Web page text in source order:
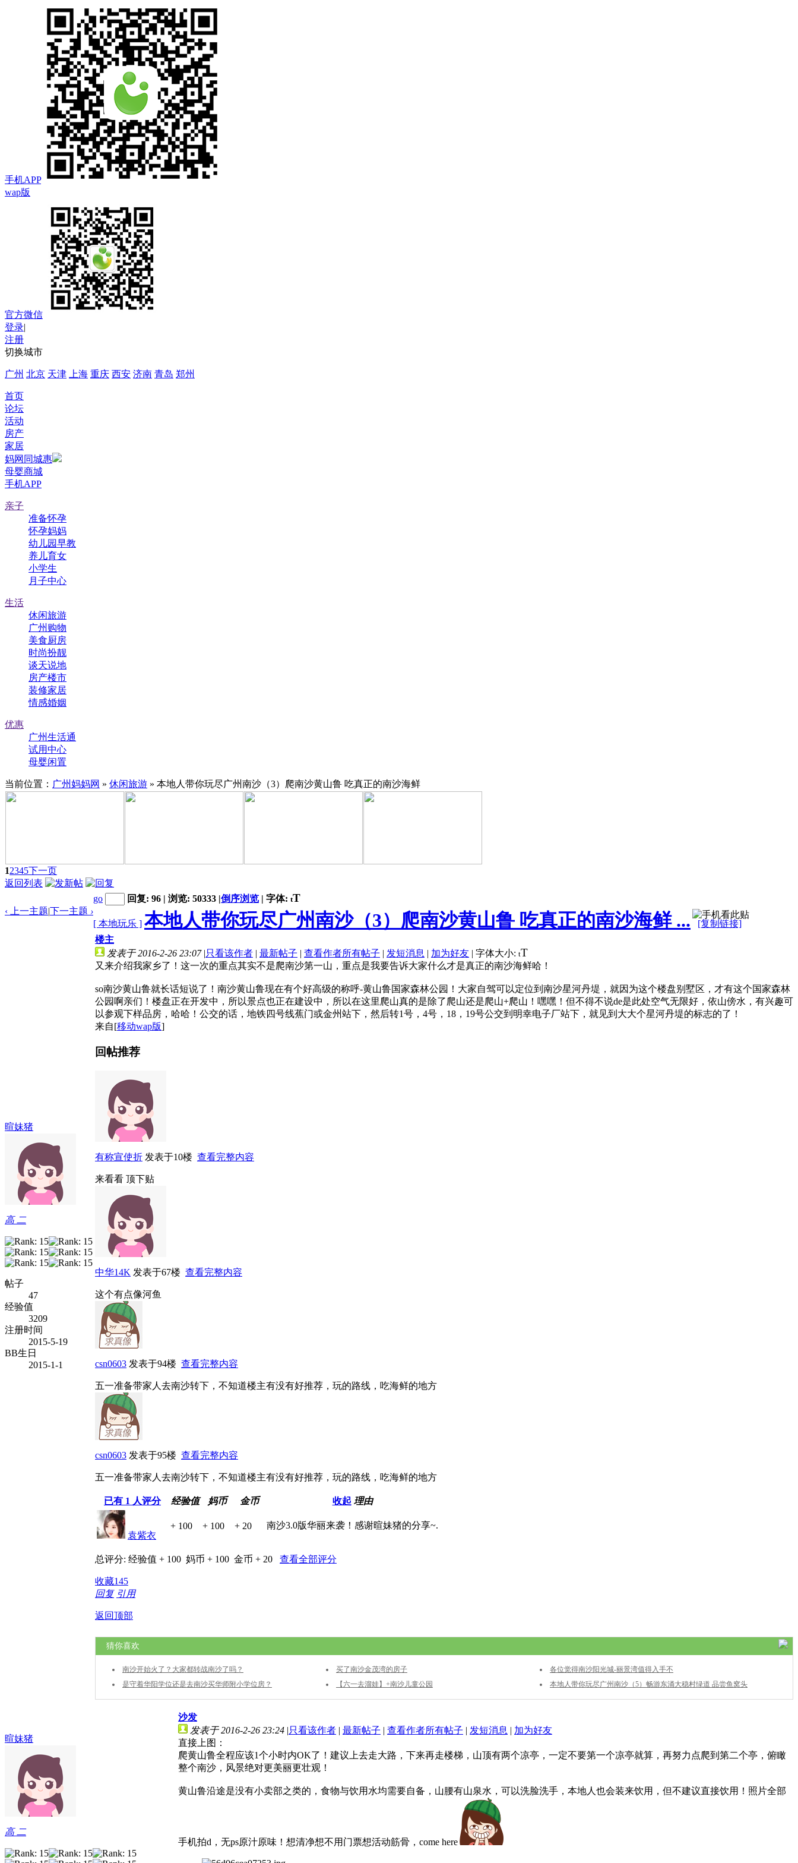
手机APP
wap版
官方微信
登录|
注册
切换城市
广州 北京 天津 上海 重庆 西安 济南 青岛 郑州
首页
论坛
活动
房产
家居
妈网同城惠
母婴商城
手机APP
亲子
准备怀孕
怀孕妈妈
幼儿园早教
养儿育女
小学生
月子中心
生活
休闲旅游
广州购物
美食厨房
时尚扮靓
谈天说地
房产楼市
装修家居
情感婚姻
优惠
广州生活通
试用中心
母婴闲置
当前位置： 广州妈妈网 » 休闲旅游 » 本地人带你玩尽广州南沙（3）爬南沙黄山鲁 吃真正的南沙海鲜
12345下一页
返回列表
‹ 上一主题|下一主题 ›
go 回复: 96 | 浏览: 50333 |倒序浏览 | 字体: tT
[ 本地玩乐 ] 本地人带你玩尽广州南沙（3）爬南沙黄山鲁 吃真正的南沙海鲜 ... [复制链接]
暄妹猪
高 二
帖子
47
经验值
3209
注册时间
2015-5-19
BB生日
2015-1-1
楼主
发表于 2016-2-26 23:07 |只看该作者 | 最新帖子 | 查看作者所有帖子 | 发短消息 | 加为好友 | 字体大小: tT
又来介绍我家乡了！这一次的重点其实不是爬南沙第一山，重点是我要告诉大家什么才是真正的南沙海鲜哈！
so南沙黄山鲁就长话短说了！南沙黄山鲁现在有个好高级的称呼-黄山鲁国家森林公园！大家自驾可以定位到南沙星河丹堤，就因为这个楼盘别墅区，才有这个国家森林
公园啊亲们！楼盘正在开发中，所以景点也正在建设中，所以在这里爬山真的是除了爬山还是爬山+爬山！嘿嘿！但不得不说de是此处空气无限好，依山傍水，有兴趣可
以参观下样品房，哈哈！公交的话，地铁四号线蕉门或金州站下，然后转1号，4号，18，19号公交到明幸电子厂站下，就见到大大个星河丹堤的标志的了！
来自[移动wap版]
回帖推荐
有称宣使折 发表于10楼 查看完整内容
来看看 顶下贴
中华14K 发表于67楼 查看完整内容
这个有点像河鱼
csn0603 发表于94楼 查看完整内容
五一准备带家人去南沙转下，不知道楼主有没有好推荐，玩的路线，吃海鲜的地方
csn0603 发表于95楼 查看完整内容
五一准备带家人去南沙转下，不知道楼主有没有好推荐，玩的路线，吃海鲜的地方
已有 1 人评分 经验值 妈币 金币 收起 理由
袁紫衣
+ 100 + 100 + 20 南沙3.0版华丽来袭！感谢暄妹猪的分享~.
总评分: 经验值 + 100 妈币 + 100 金币 + 20 查看全部评分
收藏145
回复 引用
返回顶部
猜你喜欢
南沙开始火了？大家都转战南沙了吗？ 买了南沙金茂湾的房子
各位觉得南沙阳光城-丽景湾值得入手不
是守着华阳学位还是去南沙买华师附小学位房？
【六一去溜娃】+南沙儿童公园
本地人带你玩尽广州南沙（5）畅游东涌大稳村绿道 品尝鱼窝头
最美味的烧鸡
暄妹猪
高 二
沙发
发表于 2016-2-26 23:24 |只看该作者 | 最新帖子 | 查看作者所有帖子 | 发短消息 | 加为好友
直接上图：
爬黄山鲁全程应该1个小时内OK了！建议上去走大路，下来再走楼梯，山顶有两个凉亭，一定不要第一个凉亭就算，再努力点爬到第二个亭，俯瞰
整个南沙，风景绝对更美丽更壮观！
黄山鲁沿途是没有小卖部之类的，食物与饮用水均需要自备，山腰有山泉水，可以洗脸洗手，本地人也会装来饮用，但不建议直接饮用！照片全部
手机拍d，无ps原汁原味！想清净想不用门票想活动筋骨，come here